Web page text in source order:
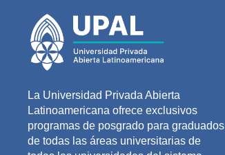
La Universidad Privada Abierta
Latinoamericana ofrece exclusivos
programas de posgrado para graduados
de todas las áreas universitarias de